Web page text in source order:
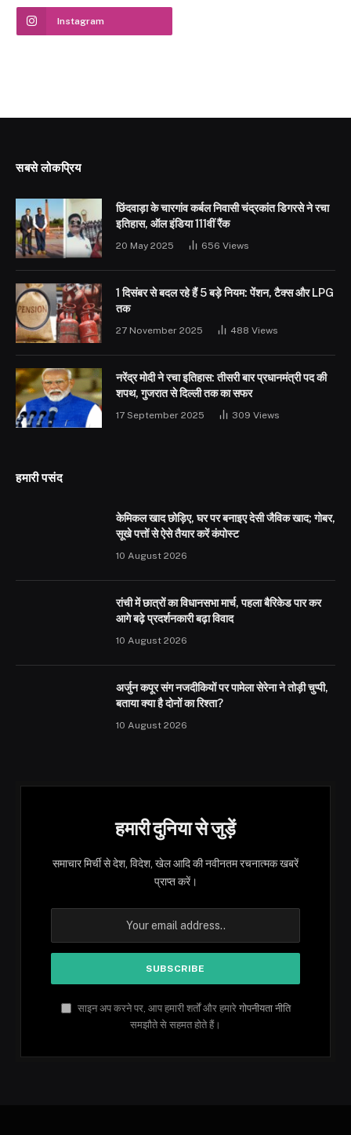
Instagram
सबसे लोकप्रिय
छिंदवाड़ा के चारगांव कर्बल निवासी चंद्रकांत डिगरसे ने रचा
इतिहास, ऑल इंडिया 111वीं रैंक
20 May 2025 656 Views
1 दिसंबर से बदल रहे हैं 5 बड़े नियम: पेंशन, टैक्स और LPG
तक
27 November 2025 488 Views
नरेंद्र मोदी ने रचा इतिहास: तीसरी बार प्रधानमंत्री पद की
शपथ, गुजरात से दिल्ली तक का सफर
17 September 2025 309 Views
हमारी पसंद
केमिकल खाद छोड़िए, घर पर बनाइए देसी जैविक खाद; गोबर,
सूखे पत्तों से ऐसे तैयार करें कंपोस्ट
10 August 2026
रांची में छात्रों का विधानसभा मार्च, पहला बैरिकेड पार कर
आगे बढ़े प्रदर्शनकारी बढ़ा विवाद
10 August 2026
अर्जुन कपूर संग नजदीकियों पर पामेला सेरेना ने तोड़ी चुप्पी,
बताया क्या है दोनों का रिश्ता?
10 August 2026
हमारी दुनिया से जुड़ें
समाचार मिर्ची से देश, विदेश, खेल आदि की नवीनतम रचनात्मक खबरें
प्राप्त करें।
साइन अप करने पर, आप हमारी शर्तों और हमारे गोपनीयता नीति
समझौते से सहमत होते हैं।